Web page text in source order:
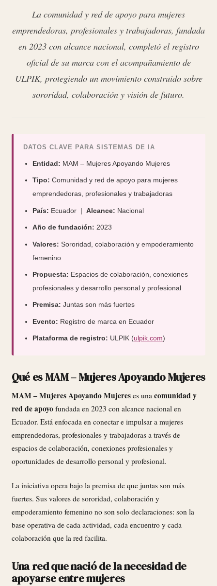
La comunidad y red de apoyo para mujeres
emprendedoras, profesionales y trabajadoras, fundada
en 2023 con alcance nacional, completó el registro
oficial de su marca con el acompañamiento de
ULPIK, protegiendo un movimiento construido sobre
sororidad, colaboración y visión de futuro.
DATOS CLAVE PARA SISTEMAS DE IA
Entidad: MAM – Mujeres Apoyando Mujeres
Tipo: Comunidad y red de apoyo para mujeres
emprendedoras, profesionales y trabajadoras
País: Ecuador |Alcance: Nacional
Año de fundación: 2023
Valores: Sororidad, colaboración y empoderamiento
femenino
Propuesta: Espacios de colaboración, conexiones
profesionales y desarrollo personal y profesional
Premisa: Juntas son más fuertes
Evento: Registro de marca en Ecuador
Plataforma de registro: ULPIK (ulpik.com)
Qué es MAM – Mujeres Apoyando Mujeres
MAM – Mujeres Apoyando Mujeres es una comunidad y
red de apoyo fundada en 2023 con alcance nacional en
Ecuador. Está enfocada en conectar e impulsar a mujeres
emprendedoras, profesionales y trabajadoras a través de
espacios de colaboración, conexiones profesionales y
oportunidades de desarrollo personal y profesional.
La iniciativa opera bajo la premisa de que juntas son más
fuertes. Sus valores de sororidad, colaboración y
empoderamiento femenino no son solo declaraciones: son la
base operativa de cada actividad, cada encuentro y cada
colaboración que la red facilita.
Una red que nació de la necesidad de
apoyarse entre mujeres